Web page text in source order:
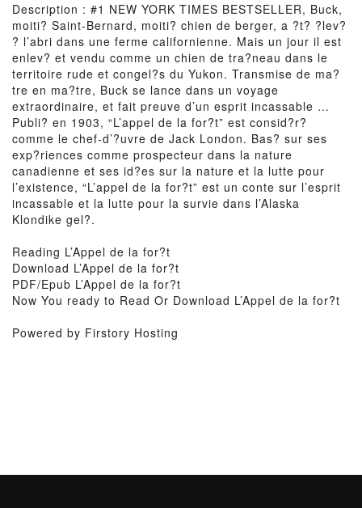
Description : #1 NEW YORK TIMES BESTSELLER, Buck,
moiti? Saint-Bernard, moiti? chien de berger, a ?t? ?lev?
? l’abri dans une ferme californienne. Mais un jour il est
enlev? et vendu comme un chien de tra?neau dans le
territoire rude et congel?s du Yukon. Transmise de ma?
tre en ma?tre, Buck se lance dans un voyage
extraordinaire, et fait preuve d’un esprit incassable …
Publi? en 1903, “L’appel de la for?t” est consid?r?
comme le chef-d’?uvre de Jack London. Bas? sur ses
exp?riences comme prospecteur dans la nature
canadienne et ses id?es sur la nature et la lutte pour
l’existence, “L’appel de la for?t” est un conte sur l’esprit
incassable et la lutte pour la survie dans l’Alaska
Klondike gel?.
Reading L’Appel de la for?t
Download L’Appel de la for?t
PDF/Epub L’Appel de la for?t
Now You ready to Read Or Download L’Appel de la for?t
Powered by Firstory Hosting